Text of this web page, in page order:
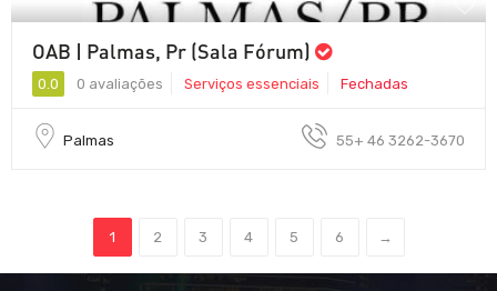
OAB | Palmas, Pr (Sala Fórum)
0.0 0 avaliações Serviços essenciais Fechadas
Palmas 55+ 46 3262-3670
1 2 3 4 5 6 →